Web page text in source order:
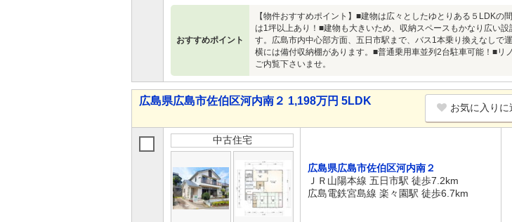
おすすめポイント
【物件おすすめポイント】■建物は広々としたゆとりある５LDK
は1坪以上あり！■建物も大きいため、収納スペースもかなり広い
す。広島市内中心部方面、五日市駅まで、バス1本乗り換えなしで
横には備付収納棚があります。■普通乗用車並列2台駐車可能！■リ
ご内覧下さいませ。
広島県広島市佐伯区河内南２ 1,198万円 5LDK
お気に入りに
中古住宅
広島県広島市佐伯区河内南２
ＪＲ山陽本線 五日市駅 徒歩7.2km
広島電鉄宮島線 楽々園駅 徒歩6.7km